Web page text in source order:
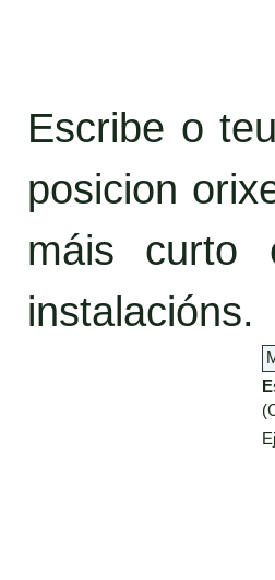
Escribe o
posicion
máis curto
instalacións.